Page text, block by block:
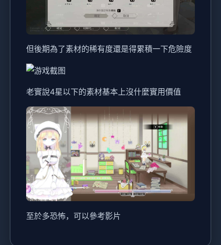
但後期為了素材的稀有度還是得累積一下危險度
老實說4星以下的素材基本上沒什麼實用價值
至於多恐怖，可以參考影片